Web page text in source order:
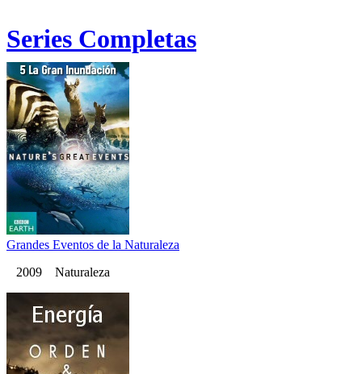
Series Completas
Grandes Eventos de la Naturaleza
2009 Naturaleza